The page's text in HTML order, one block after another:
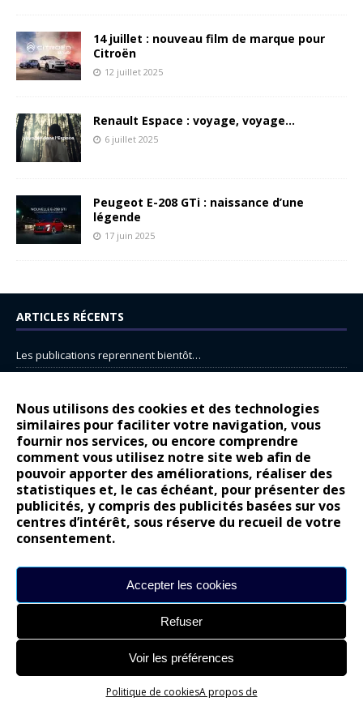
Nous utilisons des cookies et des technologies
similaires pour faciliter votre navigation, vous
fournir nos services, ou encore comprendre
comment vous utilisez notre site web afin de
pouvoir apporter des améliorations, réaliser des
statistiques et, le cas échéant, pour présenter des
publicités, y compris des publicités basées sur vos
centres d’intérêt, sous réserve du recueil de votre
consentement.
Accepter les cookies
Refuser
Voir les préférences
Politique de cookiesA propos de
14 juillet : nouveau film de marque pour
Citroën
12 juillet 2025
Renault Espace : voyage, voyage…
6 juillet 2025
Peugeot E-208 GTi : naissance d’une
légende
17 juin 2025
ARTICLES RÉCENTS
Les publications reprennent bientôt…
14 juillet : nouveau film de marque pour Citroën
Renault Espace : voyage, voyage…
Peugeot E-208 GTi : naissance d’une légende
COMMENTAIRES RÉCENTS
Bernard DardartdansDacia Sandero : pour les gens vrais
Alpine A290 : L’irrésistible attraction de la légèreté
leroydansLancia Ypsilon : naturellement envoûtante ?
Nouvelle Opel Corsa : Yes of Corsa !
Site réalisé parAlexandre Hamed